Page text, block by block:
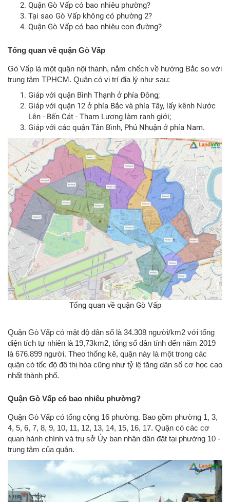
Quận Gò Vấp có bao nhiêu phường?
Tại sao Gò Vấp không có phường 2?
Quận Gò Vấp có bao nhiêu con đường?
Tổng quan về quận Gò Vấp
Gò Vấp là một quận nội thành, nằm chếch về hướng Bắc so với
trung tâm TPHCM. Quận có vị trí địa lý như sau:
Giáp với quận Bình Thạnh ở phía Đông;
Giáp với quận 12 ở phía Bắc và phía Tây, lấy kênh Nước
Lên - Bến Cát - Tham Lương làm ranh giới;
Giáp với các quận Tân Bình, Phú Nhuận ở phía Nam.
Tổng quan về quận Gò Vấp
Quận Gò Vấp có mật độ dân số là 34.308 người/km2 với tổng
diện tích tự nhiên là 19,73km2, tổng số dân tính đến năm 2019
là 676.899 người. Theo thống kê, quận này là một trong các
quận có tốc độ đô thị hóa cũng như tỷ lệ tăng dân số cơ học cao
nhất thành phố.
Quận Gò Vấp có bao nhiêu phường?
Quận Gò Vấp có tổng cộng 16 phường. Bao gồm phường 1, 3,
4, 5, 6, 7, 8, 9, 10, 11, 12, 13, 14, 15, 16, 17. Quận có các cơ
quan hành chính và trụ sở Ủy ban nhân dân đặt tại phường 10 -
trung tâm của quận.